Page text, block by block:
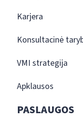
Karjera
Konsultacinė
VMI strategija
Apklausos
PASLAUGOS